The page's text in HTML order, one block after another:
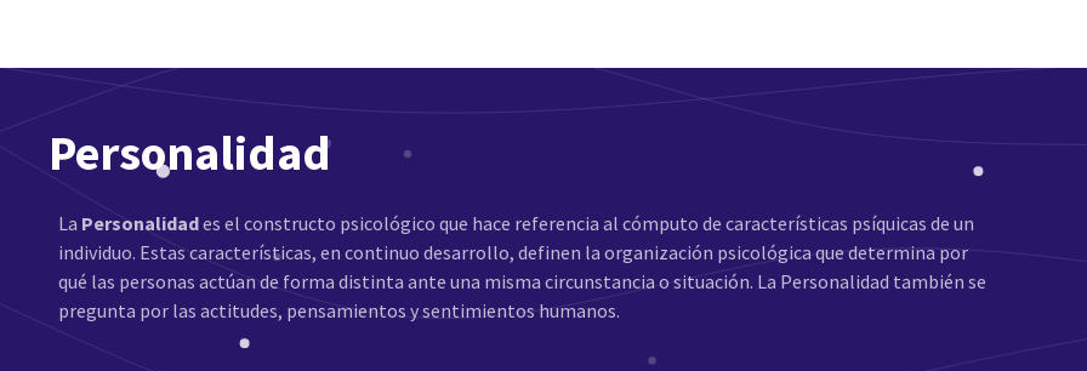
Personalidad
La Personalidades el constructo psicológico que hace referencia al cómputo de características psíquicas de un
individuo. Estas características, en continuo desarrollo, definen la organización psicológica que determina por
qué las personas actúan de forma distinta ante una misma circunstancia o situación. La Personalidad también se
pregunta por las actitudes, pensamientos y sentimientos humanos.